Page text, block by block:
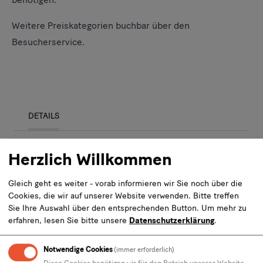
Weitere Preiskategorien buchbar über den
Besucherservice.
DETAILS
Kurfürstlich-Königliche Schätze, Feste und
Gemächer
Entdecken Sie auf unserem faszinierenden
Rundgang „Kurfürstlich-Königliche Schätze, Feste
und Gemächer“ die Reichtümer des Dresdner
Residenzschlosses. Tauchen Sie ein in die Welt der
Herzlich Willkommen
Gleich geht es weiter - vorab informieren wir Sie noch über die
Cookies, die wir auf unserer Website verwenden. Bitte treffen
Sie Ihre Auswahl über den entsprechenden Button. Um mehr zu
erfahren, lesen Sie bitte unsere Datenschutzerklärung.
Notwendige Cookies(immer erforderlich)